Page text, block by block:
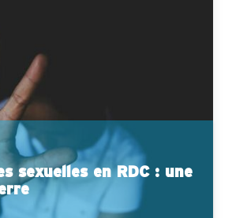
sexuelles en RDC : une